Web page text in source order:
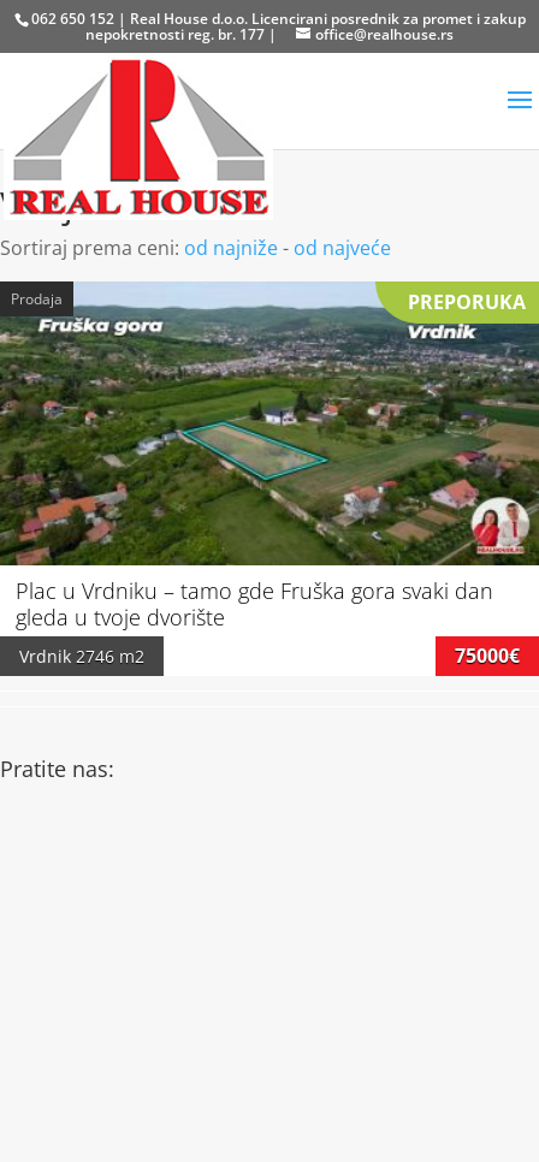
062 650 152 | Real House d.o.o. Licencirani posrednik za promet i zakup
nepokretnosti reg. br. 177 | office@realhouse.rs
Venje
Sortiraj prema ceni: od najniže- od najveće
PREPORUKA
Prodaja
Plac u Vrdniku – tamo gde Fruška gora svaki dan
gleda u tvoje dvorište
Vrdnik 2746 m2 75000€
Pratite nas: